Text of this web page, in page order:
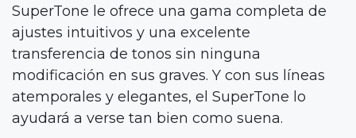
SuperTone le ofrece una gama completa de
ajustes intuitivos y una excelente
transferencia de tonos sin ninguna
modificación en sus graves. Y con sus líneas
atemporales y elegantes, el SuperTone lo
ayudará a verse tan bien como suena.